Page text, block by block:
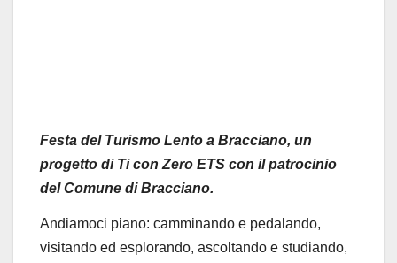
Festa del Turismo Lento a Bracciano, un
progetto di Ti con Zero ETS con il patrocinio
del Comune di Bracciano.
Andiamoci piano: camminando e pedalando,
visitando ed esplorando, ascoltando e studiando,